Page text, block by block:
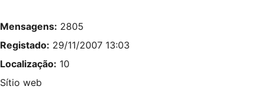
Mensagens: 2805
Registado: 29/11/2007 13:03
Localização: 10
Sítio web